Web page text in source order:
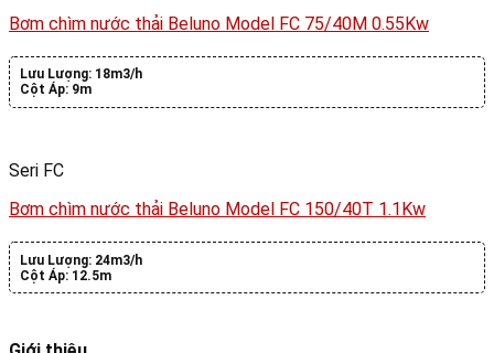
Bơm chìm nước thải Beluno Model FC 75/40M 0.55Kw
Lưu Lượng: 18m3/h
Cột Áp: 9m
Seri FC
Bơm chìm nước thải Beluno Model FC 150/40T 1.1Kw
Lưu Lượng: 24m3/h
Cột Áp: 12.5m